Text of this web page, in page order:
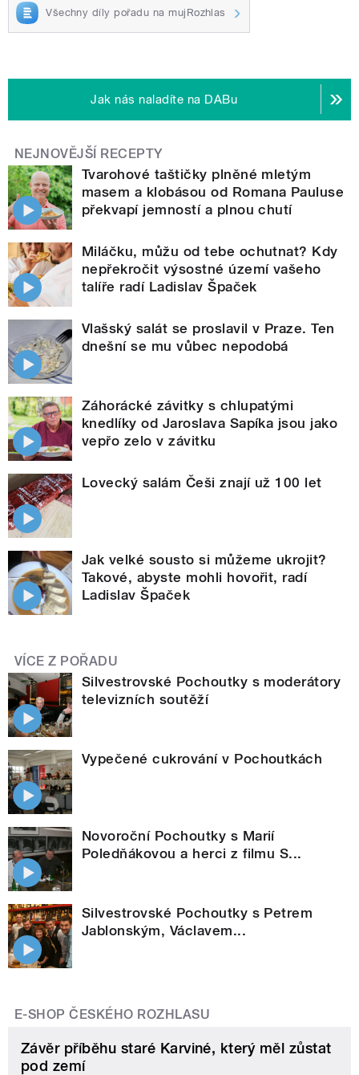
Všechny díly pořadu na mujRozhlas
Jak nás naladíte na DABu
NEJNOVĚJŠÍ RECEPTY
Tvarohové taštičky plněné mletým
masem a klobásou od Romana Pauluse
překvapí jemností a plnou chutí
Miláčku, můžu od tebe ochutnat? Kdy
nepřekročit výsostné území vašeho
talíře radí Ladislav Špaček
Vlašský salát se proslavil v Praze. Ten
dnešní se mu vůbec nepodobá
Záhorácké závitky s chlupatými
knedlíky od Jaroslava Sapíka jsou jako
vepřo zelo v závitku
Lovecký salám Češi znají už 100 let
Jak velké sousto si můžeme ukrojit?
Takové, abyste mohli hovořit, radí
Ladislav Špaček
VÍCE Z POŘADU
Silvestrovské Pochoutky s moderátory
televizních soutěží
Vypečené cukrování v Pochoutkách
Novoroční Pochoutky s Marií
Poledňákovou a herci z filmu S...
Silvestrovské Pochoutky s Petrem
Jablonským, Václavem...
E-SHOP ČESKÉHO ROZHLASU
Závěr příběhu staré Karviné, který měl zůstat
pod zemí